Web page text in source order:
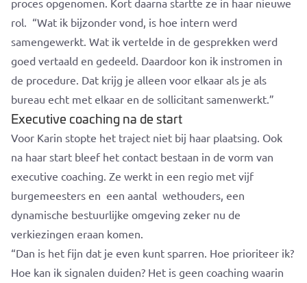
proces opgenomen. Kort daarna startte ze in haar nieuwe
rol. “Wat ik bijzonder vond, is hoe intern werd
samengewerkt. Wat ik vertelde in de gesprekken werd
goed vertaald en gedeeld. Daardoor kon ik instromen in
de procedure. Dat krijg je alleen voor elkaar als je als
bureau echt met elkaar en de sollicitant samenwerkt.”
Executive coaching na de start
Voor Karin stopte het traject niet bij haar plaatsing. Ook
na haar start bleef het contact bestaan in de vorm van
executive coaching. Ze werkt in een regio met vijf
burgemeesters en een aantal wethouders, een
dynamische bestuurlijke omgeving zeker nu de
verkiezingen eraan komen.
“Dan is het fijn dat je even kunt sparren. Hoe prioriteer ik?
Hoe kan ik signalen duiden? Het is geen coaching waarin